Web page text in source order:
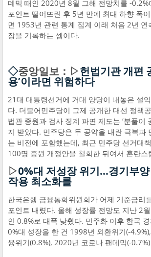
데믹 때인 2020년 8월 그해 전망치를 -
포인트 떨어뜨린 후 5년 만에 최대 하향 폭
면 1953년 관련 통계 집계 이래 처음 2년 연
장을 기록하는 셈이다.
◇중앙일보：▷헌법기관 개편
용’이라면 위험하다
21대 대통령선거에 거대 양당이 내놓은 설
다. 더불어민주당이 그제 공개한 대선 정책
법관 증원과 검사 징계 파면 제도는 ‘분풀이
지 받았다. 민주당은 두 공약을 내란 극복과
는 비전에 포함했는데, 최근 민주당 선거대
100명 증원 개정안을 철회한 뒤여서 혼란스
▷0%대 저성장 위기…경기부
작용 최소화를
한국은행 금융통화위원회가 어제 기준금리
포인트 내렸다. 올해 성장률 전망도 지난 2
인 0.8%로 대폭 낮췄다. 민주화 이후 한국
0%대 성장을 한 건 1998년 외환위기(-
융위기(0.8%), 2020년 코로나 팬데믹(-